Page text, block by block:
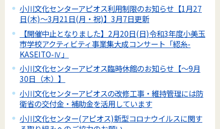
小川文化センターアピオス利用制限のお知らせ【1月27
日(木)～3月21日(月・祝)】3月7日更新
【開催中止となりました】2月20日(日)令和3年度小美玉
市学校アクティビティ事業集大成コンサート「綛糸-
KASEITO-Ⅳ」
小川文化センターアピオス臨時休館のお知らせ【～9月
30日（木）】
小川文化センターアピオスの改修工事・維持管理には防
衛省の交付金・補助金を活用しています
小川文化センター(アピオス)新型コロナウイルスに関す